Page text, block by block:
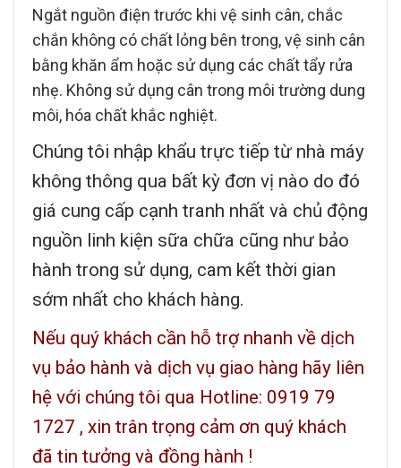
Ngắt nguồn điện trước khi vệ sinh cân, chắc
chắn không có chất lỏng bên trong, vệ sinh cân
bằng khăn ẩm hoặc sử dụng các chất tẩy rửa
nhẹ. Không sử dụng cân trong môi trường dung
môi, hóa chất khắc nghiệt.
Chúng tôi nhập khẩu trực tiếp từ nhà máy
không thông qua bất kỳ đơn vị nào do đó
giá cung cấp cạnh tranh nhất và chủ động
nguồn linh kiện sữa chữa cũng như bảo
hành trong sử dụng, cam kết thời gian
sớm nhất cho khách hàng.
Nếu quý khách cần hỗ trợ nhanh về dịch
vụ bảo hành và dịch vụ giao hàng hãy liên
hệ với chúng tôi qua Hotline: 0919 79
1727 , xin trân trọng cảm ơn quý khách
đã tin tưởng và đồng hành !